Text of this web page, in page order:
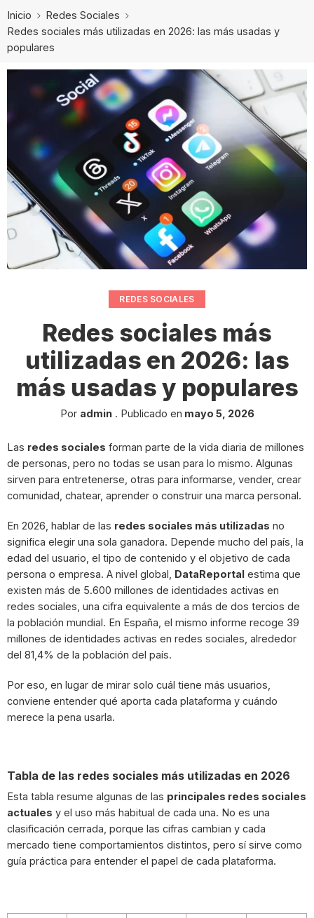
Inicio
Redes Sociales
Redes sociales más utilizadas en 2026: las más usadas y
populares
REDES SOCIALES
Redes sociales más
utilizadas en 2026: las
más usadas y populares
Por admin. Publicado en mayo 5, 2026
Las redes sociales forman parte de la vida diaria de millones
de personas, pero no todas se usan para lo mismo. Algunas
sirven para entretenerse, otras para informarse, vender, crear
comunidad, chatear, aprender o construir una marca personal.
En 2026, hablar de las redes sociales más utilizadas no
significa elegir una sola ganadora. Depende mucho del país, la
edad del usuario, el tipo de contenido y el objetivo de cada
persona o empresa. A nivel global, DataReportal estima que
existen más de 5.600 millones de identidades activas en
redes sociales, una cifra equivalente a más de dos tercios de
la población mundial. En España, el mismo informe recoge 39
millones de identidades activas en redes sociales, alrededor
del 81,4% de la población del país.
Por eso, en lugar de mirar solo cuál tiene más usuarios,
conviene entender qué aporta cada plataforma y cuándo
merece la pena usarla.
Tabla de las redes sociales más utilizadas en 2026
Esta tabla resume algunas de las principales redes sociales
actuales y el uso más habitual de cada una. No es una
clasificación cerrada, porque las cifras cambian y cada
mercado tiene comportamientos distintos, pero sí sirve como
guía práctica para entender el papel de cada plataforma.